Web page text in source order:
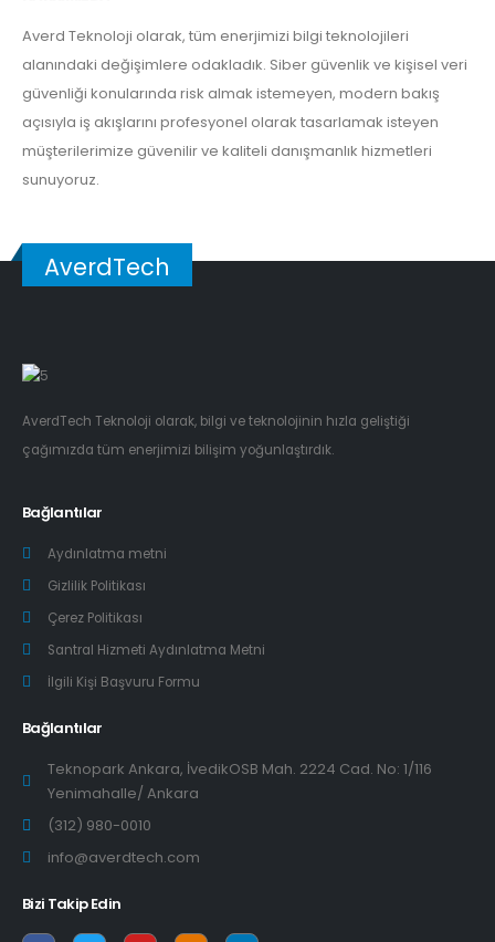
Averd Teknoloji olarak, tüm enerjimizi bilgi teknolojileri
alanındaki değişimlere odakladık. Siber güvenlik ve kişisel veri
güvenliği konularında risk almak istemeyen, modern bakış
açısıyla iş akışlarını profesyonel olarak tasarlamak isteyen
müşterilerimize güvenilir ve kaliteli danışmanlık hizmetleri
sunuyoruz.
AverdTech
AverdTech Teknoloji olarak, bilgi ve teknolojinin hızla geliştiği
çağımızda tüm enerjimizi bilişim yoğunlaştırdık.
Bağlantılar
Aydınlatma metni
Gizlilik Politikası
Çerez Politikası
Santral Hizmeti Aydınlatma Metni
İlgili Kişi Başvuru Formu
Bağlantılar
Teknopark Ankara, İvedikOSB Mah. 2224 Cad. No: 1/116
Yenimahalle/ Ankara
(312) 980-0010
info@averdtech.com
Bizi Takip Edin